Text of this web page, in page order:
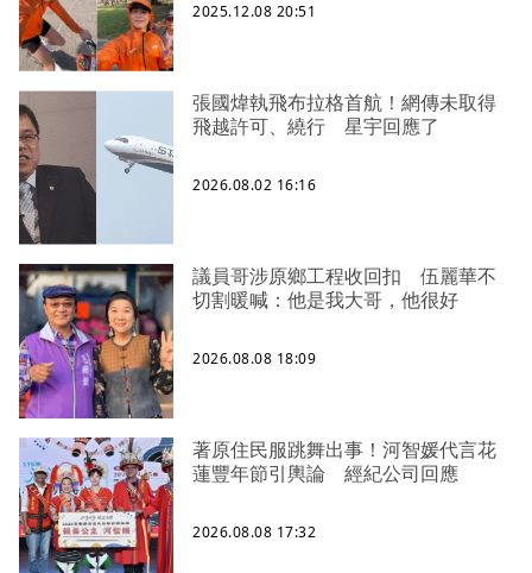
2025.12.08 20:51
張國煒執飛布拉格首航！網傳未取得
飛越許可、繞行 星宇回應了
2026.08.02 16:16
議員哥涉原鄉工程收回扣 伍麗華不
切割暖喊：他是我大哥，他很好
2026.08.08 18:09
著原住民服跳舞出事！河智媛代言花
蓮豐年節引輿論 經紀公司回應
2026.08.08 17:32